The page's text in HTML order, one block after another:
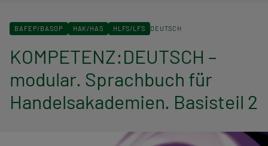
d
n
a
v
BAFEP/BASOP HAK/HAS HLFS/LFS DEUTSCH
KOMPETENZ:DEUTSCH –
modular. Sprachbuch für
Handelsakademien. Basisteil 2